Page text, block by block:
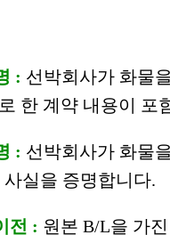
: 선박회사가 화물
한 계약 내용이 포
: 선박회사가 화물
사실을 증명합니다.
전 : 원본 B/L을 가